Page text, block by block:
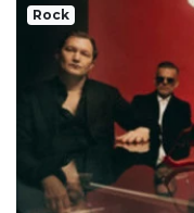
Rock